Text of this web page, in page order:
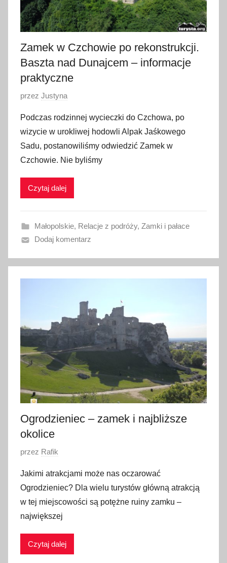
Zamek w Czchowie po rekonstrukcji.
Baszta nad Dunajcem – informacje
praktyczne
O
u
b
l
i
n
o
k
w
n
i
a
0
przez Justyna
Podczas rodzinnej wycieczki do Czchowa, po
wizycie w urokliwej hodowli Alpak Jaśkowego
Sadu, postanowiliśmy odwiedzić Zamek w
Czchowie. Nie byliśmy
Czytaj dalej
Małopolskie, Relacje z podróży, Zamki i pałace
Dodaj komentarz
Ogrodzieniec – zamek i najbliższe
okolice
O
u
b
l
i
w
przez Rafik
Jakimi atrakcjami może nas oczarować
Ogrodzieniec? Dla wielu turystów główną atrakcją
w tej miejscowości są potężne ruiny zamku –
największej
Czytaj dalej